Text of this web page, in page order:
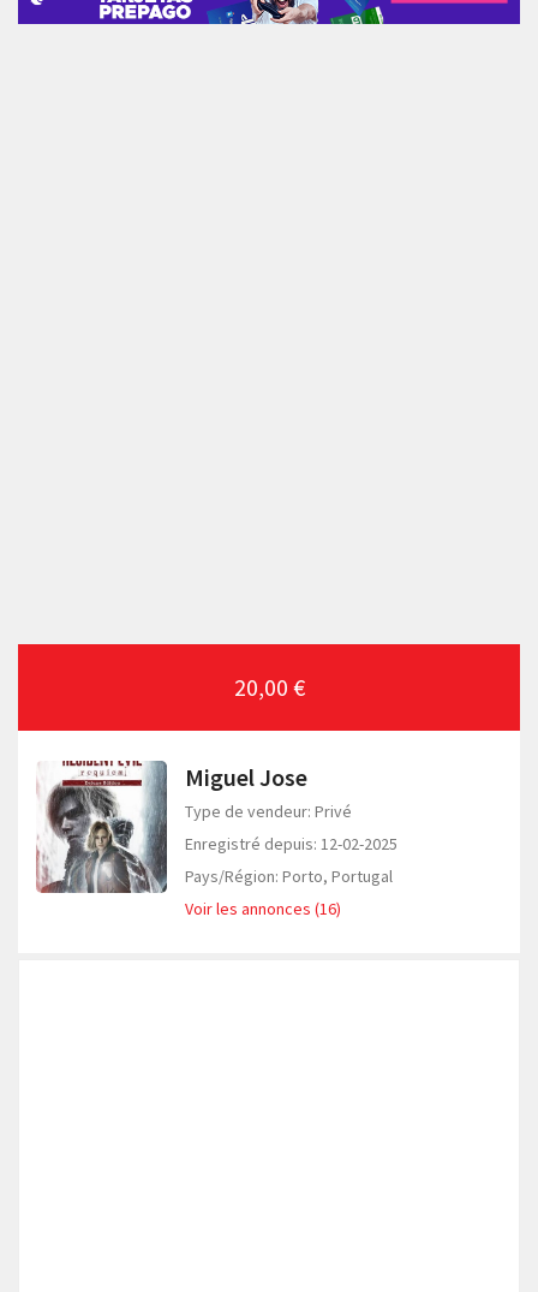
20,00 €
Miguel Jose
Type de vendeur: Privé
Enregistré depuis: 12-02-2025
Pays/Région: Porto, Portugal
Voir les annonces (16)